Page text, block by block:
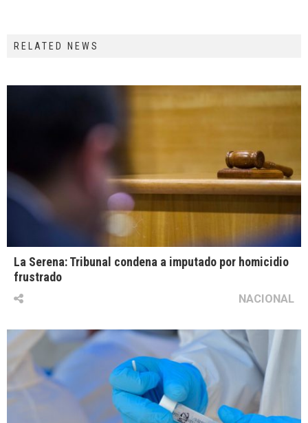
RELATED NEWS
La Serena: Tribunal condena a imputado por homicidio
frustrado
NACIONAL